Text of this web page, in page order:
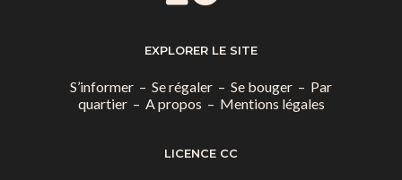
EXPLORER LE SITE
S’informer – Se régaler – Se bouger – Par
quartier– A propos – Mentions légales
LICENCE CC